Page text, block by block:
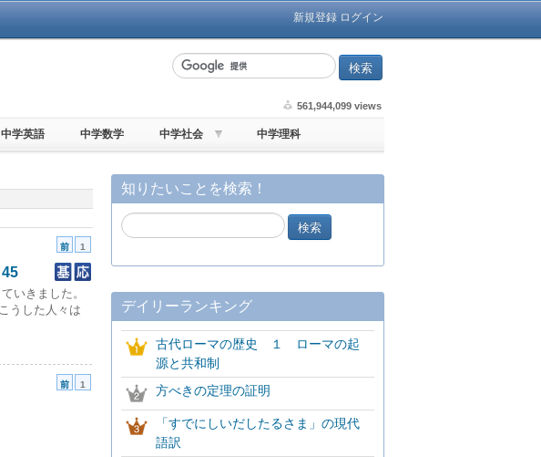
新規登録 ログイン
561,944,099 views
中学英語 中学数学 中学社会 中学理科
前 1
いきました。
うした人々は
前 1
知りたいことを検索！
デイリーランキング
古代ローマの歴史 １ ローマの起
源と共和制
方べきの定理の証明
「すでにしいだしたるさま」の現代
語訳